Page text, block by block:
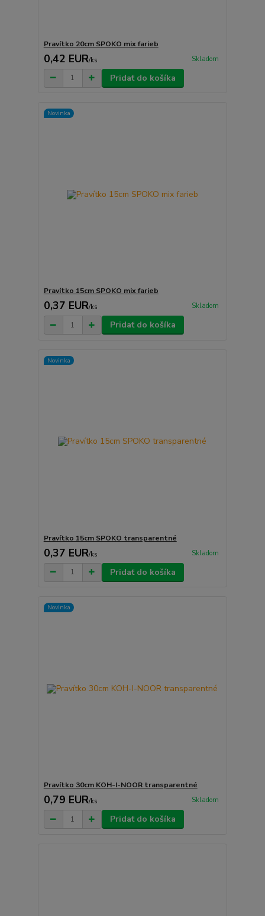
Pravítko 20cm SPOKO mix farieb
0,42 EUR/ks Skladom
Pridať do košíka
Novinka
Pravítko 15cm SPOKO mix farieb
0,37 EUR/ks Skladom
Pridať do košíka
Novinka
Pravítko 15cm SPOKO transparentné
0,37 EUR/ks Skladom
Pridať do košíka
Novinka
Pravítko 30cm KOH-I-NOOR transparentné
0,79 EUR/ks Skladom
Pridať do košíka